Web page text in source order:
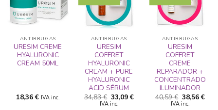
ADICIONAR
A LISTA DE
ANTIRRUGAS
URESIM CREME
HYALURONIC
CREAM 50ML
18,36€ IVA inc.
ADICIONAR
A LISTA DE
DESEJOS
ANTIRRUGAS
URESIM
COFFRET
HYALURONIC
CREAM + PURE
HYALURONIC
ACID SÉRUM
34,83€ O
preço
33,09€O
IVA inc.
ADICIONAR
A LISTA DE
ANTIRRUGAS
URESIM
COFFRET
CREME
REPARADOR +
CONCENTRADO
ILUMINADOR
40,59€ O
preço
38,56€O
IVA inc.